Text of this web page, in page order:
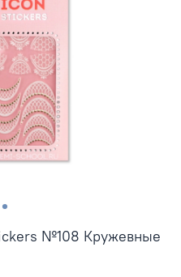
№108 Кружевные